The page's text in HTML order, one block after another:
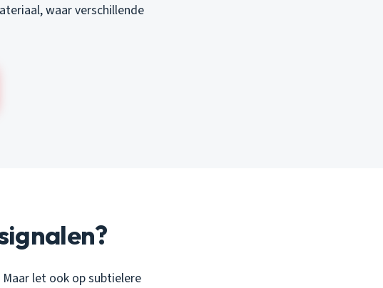
waar verschillende
let ook op subtielere